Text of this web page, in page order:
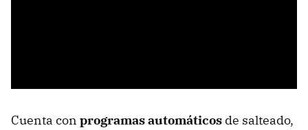
Cuenta con programas automáticos de salteado,